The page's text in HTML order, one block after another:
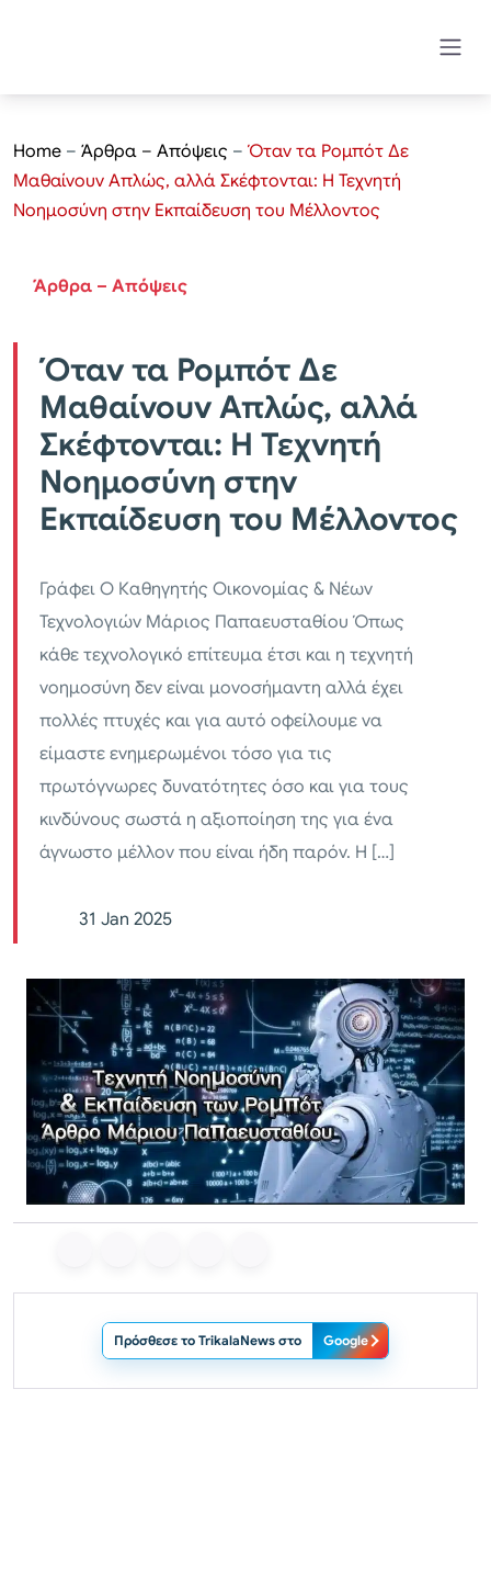
Home – Άρθρα – Απόψεις – Όταν τα Ρομπότ Δε
Μαθαίνουν Απλώς, αλλά Σκέφτονται: Η Τεχνητή
Νοημοσύνη στην Εκπαίδευση του Μέλλοντος
Άρθρα – Απόψεις
Όταν τα Ρομπότ Δε
Μαθαίνουν Απλώς, αλλά
Σκέφτονται: Η Τεχνητή
Νοημοσύνη στην
Εκπαίδευση του Μέλλοντος
Γράφει Ο Καθηγητής Οικονομίας & Νέων
Τεχνολογιών Μάριος Παπαευσταθίου Όπως
κάθε τεχνολογικό επίτευμα έτσι και η τεχνητή
νοημοσύνη δεν είναι μονοσήμαντη αλλά έχει
πολλές πτυχές και για αυτό οφείλουμε να
είμαστε ενημερωμένοι τόσο για τις
πρωτόγνωρες δυνατότητες όσο και για τους
κινδύνους σωστά η αξιοποίηση της για ένα
άγνωστο μέλλον που είναι ήδη παρόν. Η […]
31 Jan 2025
Πρόσθεσε το TrikalaNews στο Google